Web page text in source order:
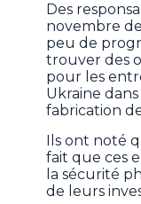
Des
novembre
peu de
trouver des
pour les
Ukraine
fabrication
Ils ont noté
fait que ces
la sécurité
de leurs